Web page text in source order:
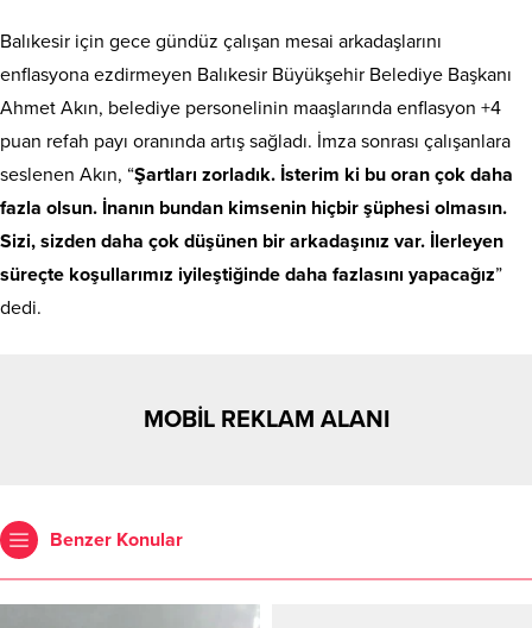
Balıkesir için gece gündüz çalışan mesai arkadaşlarını
enflasyona ezdirmeyen Balıkesir Büyükşehir Belediye Başkanı
Ahmet Akın, belediye personelinin maaşlarında enflasyon +4
puan refah payı oranında artış sağladı. İmza sonrası çalışanlara
seslenen Akın, “Şartları zorladık. İsterim ki bu oran çok daha
fazla olsun. İnanın bundan kimsenin hiçbir şüphesi olmasın.
Sizi, sizden daha çok düşünen bir arkadaşınız var. İlerleyen
süreçte koşullarımız iyileştiğinde daha fazlasını yapacağız”
dedi.
MOBİL REKLAM ALANI
Benzer Konular